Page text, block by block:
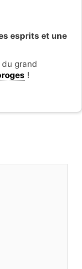
esprits et une
du grand
!